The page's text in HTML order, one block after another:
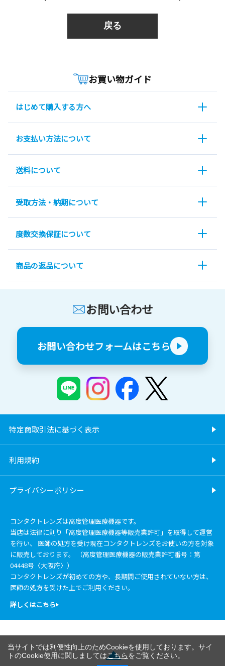
戻る
お買い物ガイド
はじめて購入する方へ
お支払い方法について
送料について
受取方法・納期について
度数交換保証について
商品の返品について
お問い合わせ
お問い合わせフォームはこちら
特定商取引法に基づく表示
利用規約
プライバシーポリシー
コンタクトレンズは高度管理医療機器です。
当店は法律に則り「高度管理医療機器等販売業許可」を取得して運営
を行い、 医師の処方を受け現在コンタクトレンズをお使いの方を対象
に販売しております。 （高度管理医療機器の販売業許可番号：第
04448号〈大阪府〉）
コンタクトレンズが初めての方や、長期間ご使用されていない方は、
医師の処方を受けた上でご利用ください。
詳しくはこちら
当サイトでは利便性向上のためCookieを使用しております。サイ
トのCookie使用に関しましてはこちらをご覧ください。